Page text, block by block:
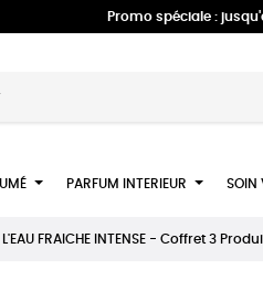
Promo spéciale :
PARFUM INTERIEUR SOIN
L'EAU FRAICHE INTENSE - Coffret 3